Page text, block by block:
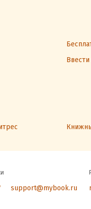
support@mybook.ru